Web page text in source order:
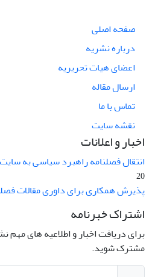
صفحه اصلی
درباره نشریه
اعضای هیات تحریریه
ارسال مقاله
تماس با ما
نقشه سایت
اخبار و اعلانات
انتقال فصلنامه راهبرد سیاسی به
20
پذیرش همکاری برای داوری مقالات
اشتراک خبرنامه
برای دریافت اخبار و اطلاعیه های مهم
مشترک شوید.